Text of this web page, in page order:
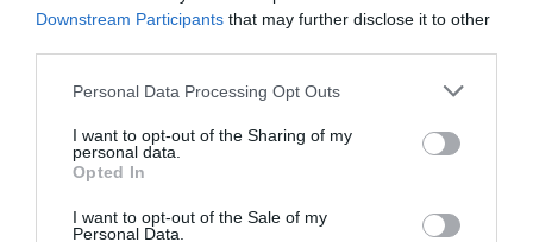
Downstream Participants that may further disclose it to other
Please note that this website/app uses one or more Google
not limited to your visit or usage behaviour. You may click to
grant or deny consent to Google and its third-party tags to
use your data for below specified purposes in below Google
consent section.
Personal Data Processing Opt Outs
I want to opt-out of the Sharing of my
personal data.
Opted In
I want to opt-out of the Sale of my
Personal Data.
szint módosítható kockázati tényező lehet
A kutatás nem igazol közvetlen ok-okozati
kapcsolatot, inkább egy olyan mintázatot mutat
ScienceAlert. A résztvevők közül senkinél nem